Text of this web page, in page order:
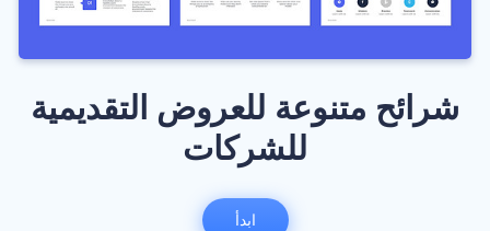
شرائح متنوعة للعروض التقديمية
للشركات
ابدأ